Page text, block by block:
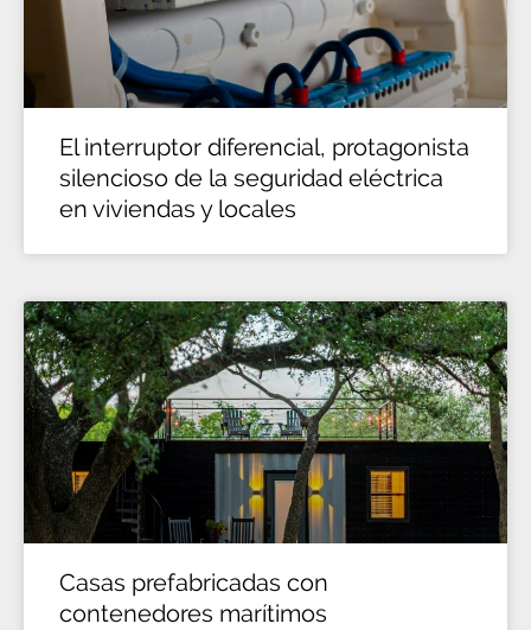
El interruptor diferencial, protagonista
silencioso de la seguridad eléctrica
en viviendas y locales
Casas prefabricadas con
contenedores marítimos